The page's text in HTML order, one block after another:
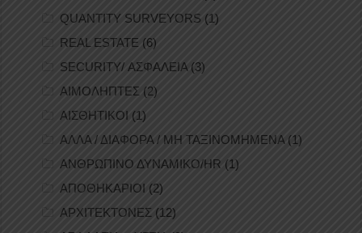
QUANTITY SURVEYORS (1)
REAL ESTATE (6)
SECURITY/ ΑΣΦΑΛΕΙΑ (3)
ΑΙΜΟΛΗΠΤΕΣ (2)
ΑΙΣΘΗΤΙΚΟΙ (1)
ΑΛΛΑ / ΔΙΑΦΟΡΑ / ΜΗ ΤΑΞΙΝΟΜΗΜΕΝΑ (1)
ΑΝΘΡΩΠΙΝΟ ΔΥΝΑΜΙΚΟ/HR (1)
ΑΠΟΘΗΚΑΡΙΟΙ (2)
ΑΡΧΙΤΕΚΤΟΝΕΣ (12)